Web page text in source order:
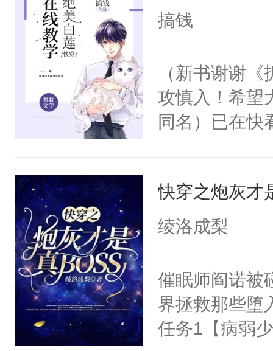
用力——为你
搞钱
（新书谢谢
攻慎入！希望
同名）已在快
成为所有白莲
I，他们决定
莲花可不止有
点脑袋，看着
常见问题一：
教科书版：“
快穿之炮灰才
绫洛成梨
催眠师阎诺被
界拯救那些堕
任务1【病弱